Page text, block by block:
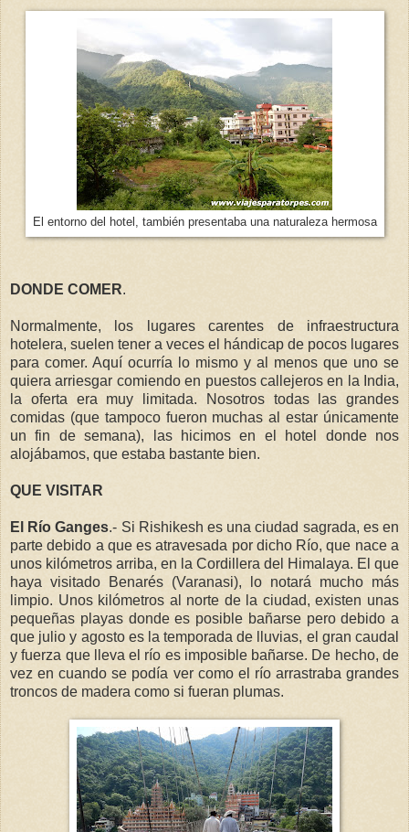
El entorno del hotel, también presentaba una naturaleza hermosa
DONDE COMER.
Normalmente, los lugares carentes de infraestructura
hotelera, suelen tener a veces el hándicap de pocos lugares
para comer. Aquí ocurría lo mismo y al menos que uno se
quiera arriesgar comiendo en puestos callejeros en la India,
la oferta era muy limitada. Nosotros todas las grandes
comidas (que tampoco fueron muchas al estar únicamente
un fin de semana), las hicimos en el hotel donde nos
alojábamos, que estaba bastante bien.
QUE VISITAR
El Río Ganges.- Si Rishikesh es una ciudad sagrada, es en
parte debido a que es atravesada por dicho Río, que nace a
unos kilómetros arriba, en la Cordillera del Himalaya. El que
haya visitado Benarés (Varanasi), lo notará mucho más
limpio. Unos kilómetros al norte de la ciudad, existen unas
pequeñas playas donde es posible bañarse pero debido a
que julio y agosto es la temporada de lluvias, el gran caudal
y fuerza que lleva el río es imposible bañarse. De hecho, de
vez en cuando se podía ver como el río arrastraba grandes
troncos de madera como si fueran plumas.